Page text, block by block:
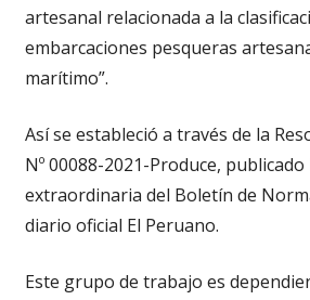
artesanal relacionada a la
embarcaciones pesqueras
marítimo”.
Así se estableció a través de la
Nº 00088-2021-Produce,
extraordinaria del Boletín de
diario oficial El Peruano.
Este grupo de trabajo es